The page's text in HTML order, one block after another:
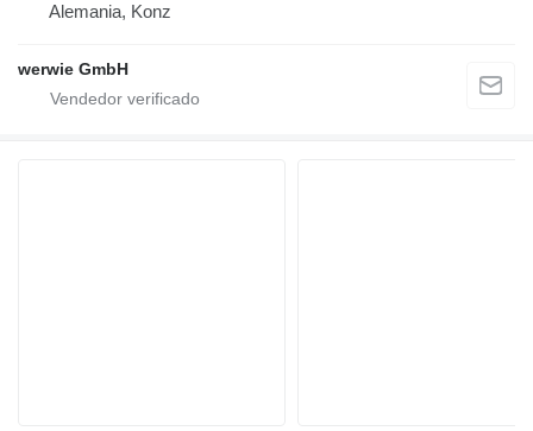
Alemania, Konz
werwie GmbH